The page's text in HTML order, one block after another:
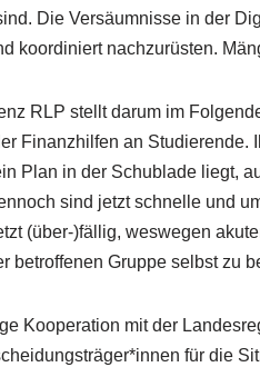
Die Versäumnisse in der
koordiniert nachzurüsten.
RLP stellt darum im
Finanzhilfen an
Plan in der Schublade liegt,
sind jetzt schnelle und
(über-)fällig, weswegen
betroffenen Gruppe selbst zu
Kooperation mit der
für die